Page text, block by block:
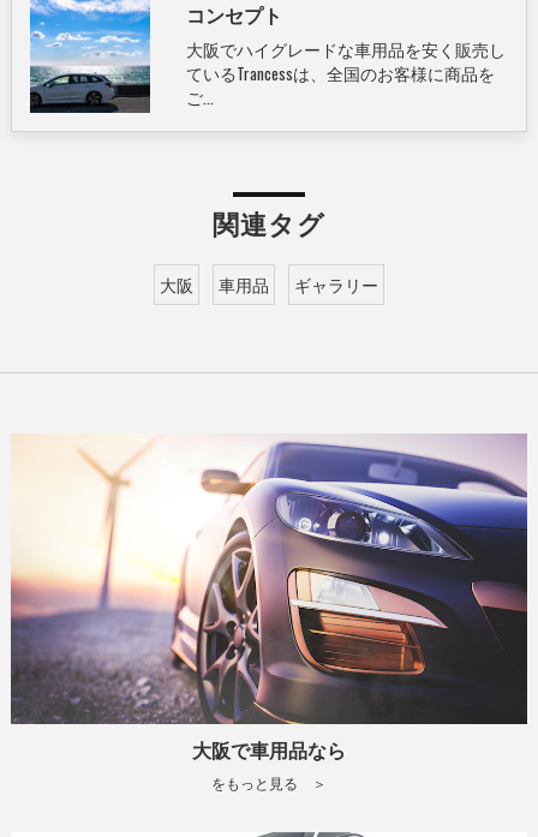
コンセプト
大阪でハイグレードな車用品を安く販売し
ているTrancessは、全国のお客様に商品を
ご…
関連タグ
大阪 車用品 ギャラリー
大阪で車用品なら
をもっと見る ＞